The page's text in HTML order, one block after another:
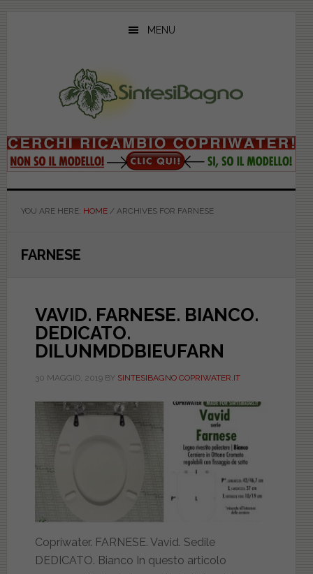
MENU
YOU ARE HERE: HOME /ARCHIVES FOR FARNESE
FARNESE
VAVID. FARNESE. BIANCO.
DEDICATO.
DILUNMDDBIEUFARN
30 MAGGIO, 2019BY SINTESIBAGNO COPRIWATER.IT
Copriwater. FARNESE. Vavid. Sedile
DEDICATO. Bianco In questo articolo